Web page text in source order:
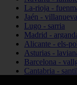
La-rioja -
Jaén -
Lugo - sarria
Madrid -
Alicante - els-
Asturias -
Barcelona -
Cantabria -